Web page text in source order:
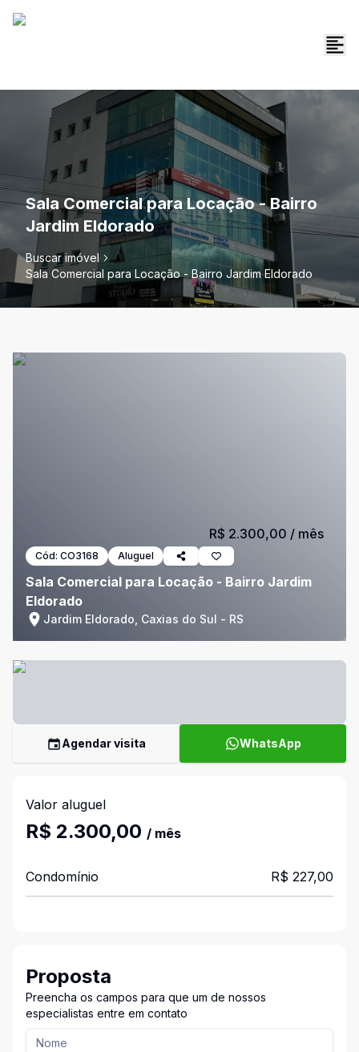
Sala Comercial para Locação - Bairro
Jardim Eldorado
Buscar imóvel
Sala Comercial para Locação - Bairro Jardim Eldorado
Cód: CO3168 Aluguel
Sala Comercial para Locação - Bairro Jardim
Eldorado
Jardim Eldorado, Caxias do Sul - RS
R$ 2.300,00 / mês
Agendar visita WhatsApp
Valor aluguel
R$ 2.300,00 / mês
Condomínio R$ 227,00
Proposta
Preencha os campos para que um de nossos
especialistas entre em contato